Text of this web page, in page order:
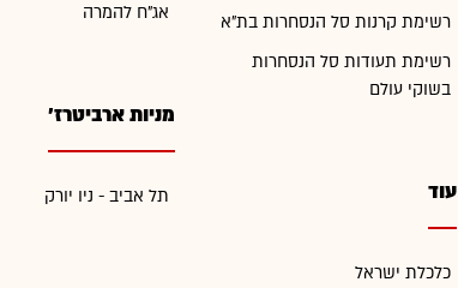
רשימת קרנות סל הנסחרות בת"א
רשימת תעודות סל הנסחרות
בשוקי עולם
עוד
כלכלת ישראל
אג"ח להמרה
מניות ארביטרז'
תל אביב - ניו יורק